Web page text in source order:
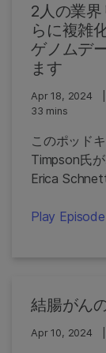
2人の業
らに複雑
ゲノムデ
ます
Apr 18, 2024
33 mins
このポッド
Timpson氏
Erica
Play Episode
結腸がん
Apr 10, 2024